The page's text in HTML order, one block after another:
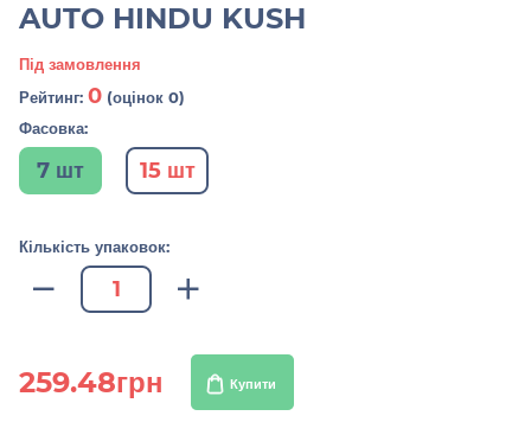
AUTO HINDU KUSH
Під замовлення
Рейтинг: 0 (оцінок 0)
Фасовка:
7 шт 15 шт
Кількість упаковок:
259.48грн Купити